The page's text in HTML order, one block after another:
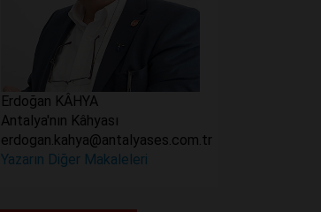
Erdoğan KÂHYA
Antalya'nın Kâhyası
erdogan.kahya@antalyases.com.tr
Yazarın Diğer Makaleleri